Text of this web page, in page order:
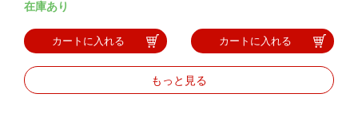
在庫あり
カートに入れる カートに入れる
もっと見る